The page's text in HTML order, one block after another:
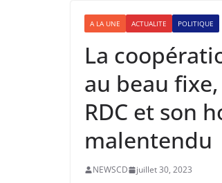
A LA UNE ACTUALITE POLITIQUE
La
au beau
RDC et son
malentendu
NEWSCD juillet 30, 2023